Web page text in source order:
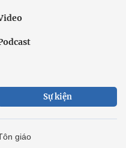
Sự kiện
giáo